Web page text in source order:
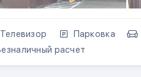
Телевизор Парковка
расчет